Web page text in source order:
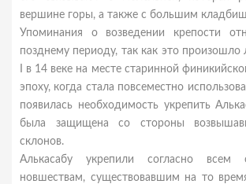
вершине горы, а также с большим
Упоминания о возведении крепости
позднему периоду, так как это
I в 14 веке на месте старинной
эпоху, когда стала повсеместно
появилась необходимость укрепить
была защищена со стороны
склонов.
Алькасабу укрепили согласно всем
новшествам, существовавшим на то